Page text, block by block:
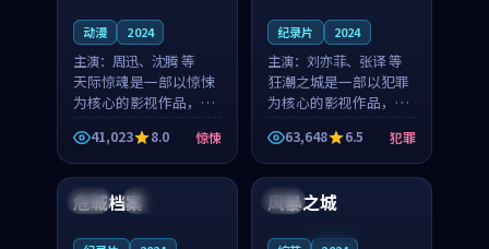
动漫 2024
主演： 周迅、沈腾 等
天际惊魂是一部以惊悚
为核心的影视作品，围
绕危机、反转与人物成
长展开，整体节奏紧
凑，值得推荐观看。
41,023 8.0 惊悚
纪录片 2024
主演： 刘亦菲、张译 等
狂潮之城是一部以犯罪
为核心的影视作品，围
绕危机、反转与人物成
长展开，整体节奏紧
凑，值得推荐观看。
63,648 6.5 犯罪
日本 院线
危城档案
泰国
风暴之城